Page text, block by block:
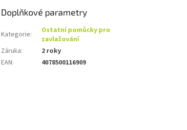
Doplňkové parametry
Kategorie:
Ostatní pomůcky pro
zavlažování
Záruka:
2 roky
EAN: 4078500116909